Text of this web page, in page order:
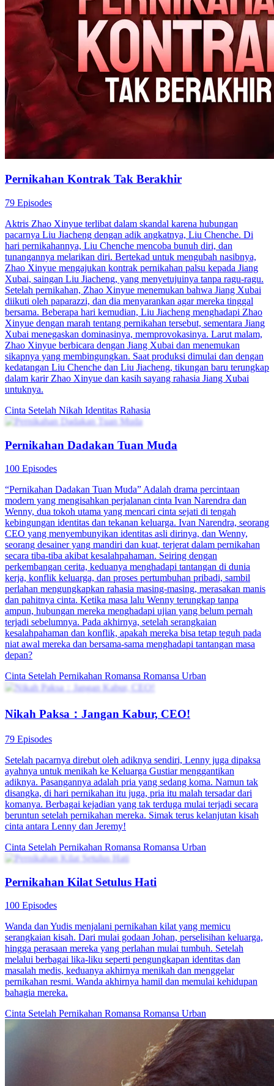
Pernikahan Penuh Intrik
78 Episodes
Putri Adinda adalah putri keluarga kaya, hancur setelah dikhianati
Arga Wijaya. Dalam keadaan mabuk, ia bermalam dengan pria
misterius. Karena tekanan kakeknya, ia menikah kilat, lalu sadar
suaminya adalah Raka Pratama, paman sahabatnya sekaligus
penguasa bisnis. Dari pernikahan tak terduga itu, cinta dan konflik
pun dimulai.
Cinta Setelah PernikahanRomansaCeo
Pernikahan Kontrak Tak Berakhir
Aktris Zhao Xinyue terlibat dalam skandal karena hubungan
hari pernikahannya, Liu Chenche mencoba bunuh diri, dan
Zhao Xinyue mengajukan kontrak pernikahan palsu kepada Jiang
Xubai, saingan Liu Jiacheng, yang menyetujuinya tanpa ragu-ragu.
Setelah pernikahan, Zhao Xinyue menemukan bahwa Jiang Xubai
diikuti oleh paparazzi, dan dia menyarankan agar mereka tinggal
bersama. Beberapa hari kemudian, Liu Jiacheng menghadapi Zhao
Xinyue dengan marah tentang pernikahan tersebut, sementara Jiang
Xubai menegaskan dominasinya, memprovokasinya. Larut malam,
Zhao Xinyue berbicara dengan Jiang Xubai dan menemukan
sikapnya yang membingungkan. Saat produksi dimulai dan dengan
kedatangan Liu Chenche dan Liu Jiacheng, tikungan baru terungkap
dalam karir Zhao Xinyue dan kasih sayang rahasia Jiang Xubai
untuknya.
Cinta Setelah Nikah